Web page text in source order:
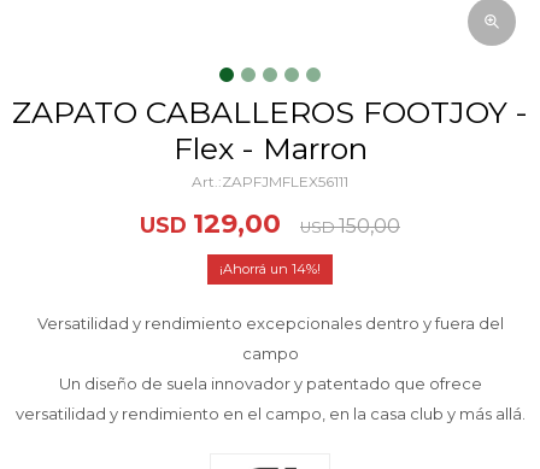
ZAPATO CABALLEROS FOOTJOY -
Flex - Marron
ZAPFJMFLEX56111
USD 129,00 USD 150,00
14
Versatilidad y rendimiento excepcionales dentro y fuera del
campo
Un diseño de suela innovador y patentado que ofrece
versatilidad y rendimiento en el campo, en la casa club y más allá.